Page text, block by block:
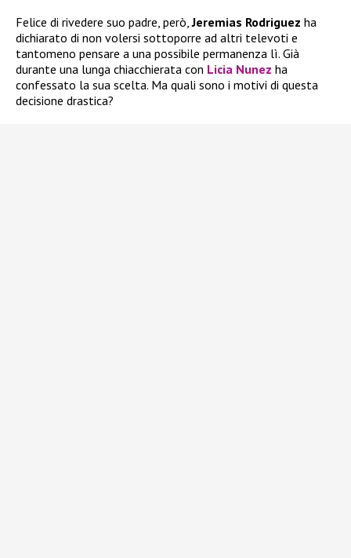
Felice di rivedere suo padre, però,Jeremias Rodriguez ha
dichiarato di non volersi sottoporre ad altri televoti e
tantomeno pensare a una possibile permanenza lì. Già
durante una lunga chiacchierata con Licia Nunez ha
confessato la sua scelta. Ma quali sono i motivi di questa
decisione drastica?